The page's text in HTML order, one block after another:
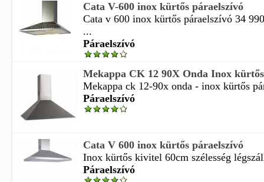
Cata V-600 inox kürtős páraelszívó
Cata v 600 inox kürtős páraelszívó 34
...
Páraelszívó
Mekappa CK 12 90X Onda Inox
Mekappa ck 12-90x onda - inox kürtős
Páraelszívó
Cata V 600 inox kürtős páraelszívó
Inox kürtős kivitel 60cm szélesség
Páraelszívó